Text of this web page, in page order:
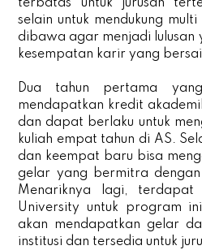
terbatas untuk jurusan
selain untuk mendukung
dibawa agar menjadi lulusan
kesempatan karir yang
Dua tahun pertama
mendapatkan kredit
dan dapat berlaku untuk
kuliah empat tahun di AS.
dan keempat baru bisa
gelar yang bermitra
Menariknya lagi, terdapat
University untuk program
akan mendapatkan gelar
institusi dan tersedia untuk